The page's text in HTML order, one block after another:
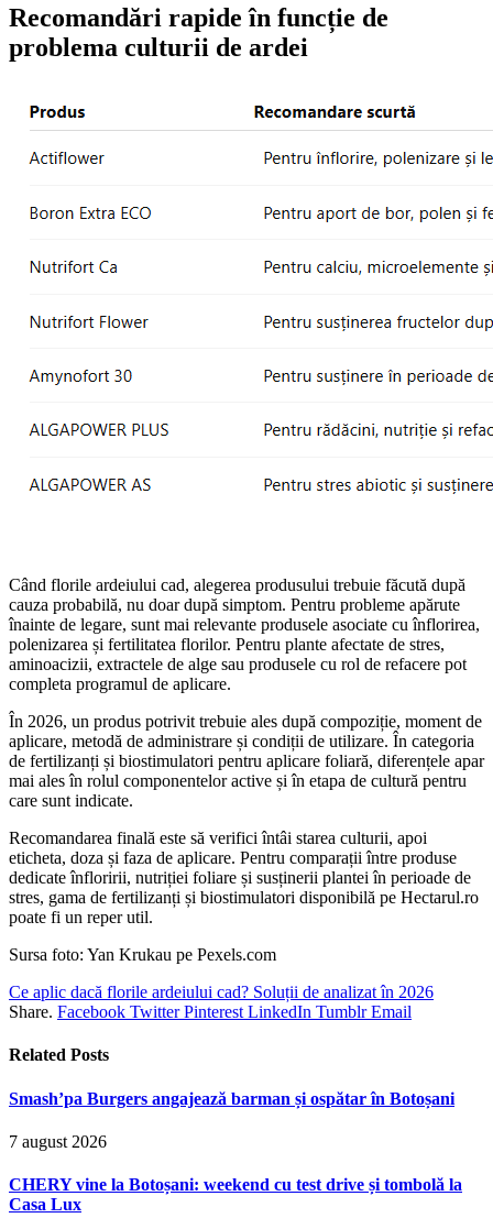
Recomandări rapide în funcție de
problema culturii de ardei
Când florile ardeiului cad, alegerea produsului trebuie făcută după
cauza probabilă, nu doar după simptom. Pentru probleme apărute
înainte de legare, sunt mai relevante produsele asociate cu înflorirea,
polenizarea și fertilitatea florilor. Pentru plante afectate de stres,
aminoacizii, extractele de alge sau produsele cu rol de refacere pot
completa programul de aplicare.
În 2026, un produs potrivit trebuie ales după compoziție, moment de
aplicare, metodă de administrare și condiții de utilizare. În categoria
de fertilizanți și biostimulatori pentru aplicare foliară, diferențele apar
mai ales în rolul componentelor active și în etapa de cultură pentru
care sunt indicate.
Recomandarea finală este să verifici întâi starea culturii, apoi
eticheta, doza și faza de aplicare. Pentru comparații între produse
dedicate înfloririi, nutriției foliare și susținerii plantei în perioade de
stres, gama de fertilizanți și biostimulatori disponibilă pe Hectarul.ro
poate fi un reper util.
Sursa foto: Yan Krukau pe Pexels.com
Ce aplic dacă florile ardeiului cad? Soluții de analizat în 2026
Share. Facebook Twitter Pinterest LinkedIn Tumblr Email
Related Posts
Smash’pa Burgers angajează barman și ospătar în Botoșani
7 august 2026
CHERY vine la Botoșani: weekend cu test drive și tombolă la
Casa Lux